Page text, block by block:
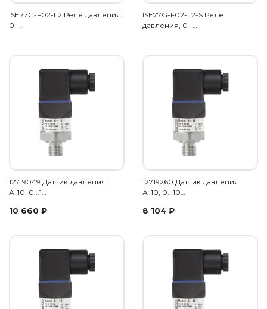
ISE77G-F02-L2 Реле давления,
0 -…
ISE77G-F02-L2-S Реле
давления, 0 -…
12719049 Датчик давления
А-10, 0...1…
10 660 ₽
12719260 Датчик давления
А-10, 0...10…
8 104 ₽